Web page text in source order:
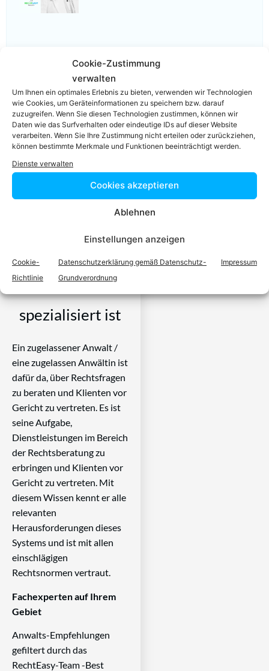
Cookie-Zustimmung
verwalten
Um Ihnen ein optimales Erlebnis zu bieten, verwenden wir Technologien
wie Cookies, um Geräteinformationen zu speichern bzw. darauf
zuzugreifen. Wenn Sie diesen Technologien zustimmen, können wir
Daten wie das Surfverhalten oder eindeutige IDs auf dieser Website
verarbeiten. Wenn Sie Ihre Zustimmung nicht erteilen oder zurückziehen,
können bestimmte Merkmale und Funktionen beeinträchtigt werden.
Dienste verwalten
Cookies akzeptieren
Ablehnen
Einstellungen anzeigen
Cookie-
Richtlinie
Datenschutzerklärung gemäß Datenschutz-
Grundverordnung
Impressum
Video-Podcast #69 Katharina Echerer – Verlagsleitung
Recht, Wirtschaft, Steuern facultas Verlag
Einfach in 3
Schritten einen
Rechtsproblem
spezialisiert ist
Ein zugelassener Anwalt /
eine zugelassen Anwältin ist
dafür da, über Rechtsfragen
zu beraten und Klienten vor
Gericht zu vertreten. Es ist
seine Aufgabe,
Dienstleistungen im Bereich
der Rechtsberatung zu
erbringen und Klienten vor
Gericht zu vertreten. Mit
diesem Wissen kennt er alle
relevanten
Herausforderungen dieses
Systems und ist mit allen
einschlägigen
Rechtsnormen vertraut.
Fachexperten auf Ihrem
Gebiet
Anwalts-Empfehlungen
gefiltert durch das
RechtEasy-Team -Best